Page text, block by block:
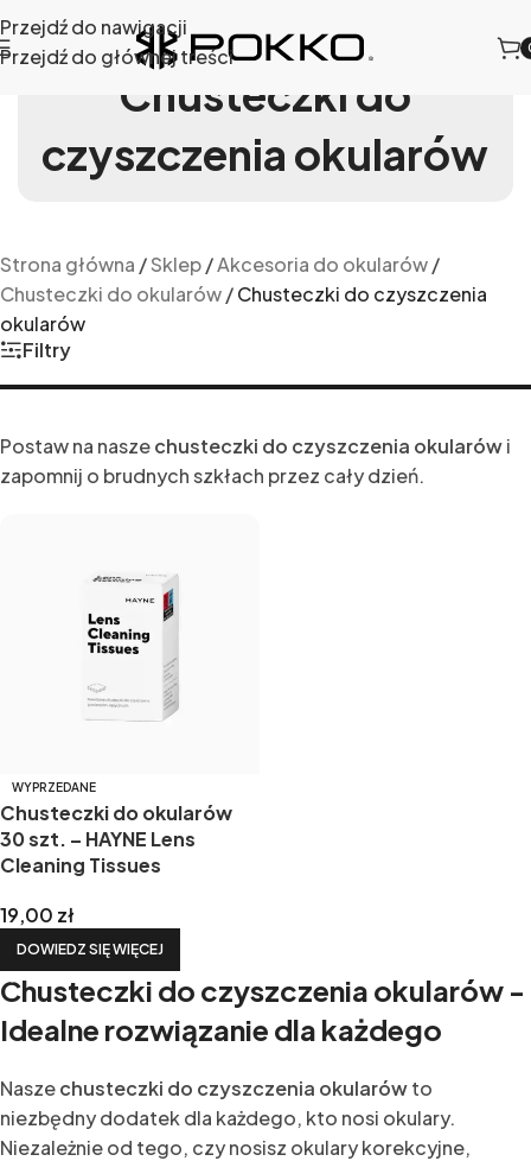
Przejdź do nawigacji
Przejdź do głównej treści
Chusteczki do
czyszczenia okularów
Strona główna /Sklep/Akcesoria do okularów/
Chusteczki do okularów/Chusteczki do czyszczenia
okularów
Filtry
Postaw na naszechusteczki do czyszczenia okularówi
zapomnij o brudnych szkłach przez cały dzień.
WYPRZEDANE
Chusteczki do okularów
30 szt. – HAYNE Lens
Cleaning Tissues
19,00 zł
DOWIEDZ SIĘ WIĘCEJ
Chusteczki do czyszczenia okularów -
Idealne rozwiązanie dla każdego
Naszechusteczki do czyszczenia okularówto
niezbędny dodatek dla każdego, kto nosi okulary.
Niezależnie od tego, czy nosisz okulary korekcyjne,